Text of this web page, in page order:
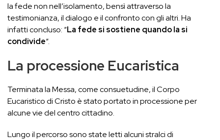
la fede non nell’isolamento, bensì attraverso la
testimonianza, il dialogo e il confronto con gli altri. Ha
infatti concluso: “La fede si sostiene quando la si
condivide“.
La processione Eucaristica
Terminata la Messa, come consuetudine, il Corpo
Eucaristico di Cristo è stato portato in processione per
alcune vie del centro cittadino.
Lungo il percorso sono state letti alcuni stralci di